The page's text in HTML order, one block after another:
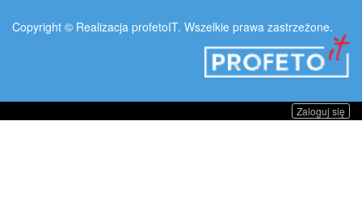
Copyright © Realizacja profetoIT. Wszelkie prawa zastrzeżone.
Zaloguj się